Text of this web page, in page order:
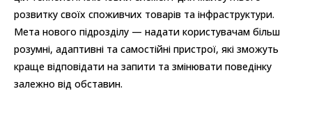
розвитку своїх споживчих товарів та інфраструктури.
Мета нового підрозділу — надати користувачам більш
розумні, адаптивні та самостійні пристрої, які зможуть
краще відповідати на запити та змінювати поведінку
залежно від обставин.